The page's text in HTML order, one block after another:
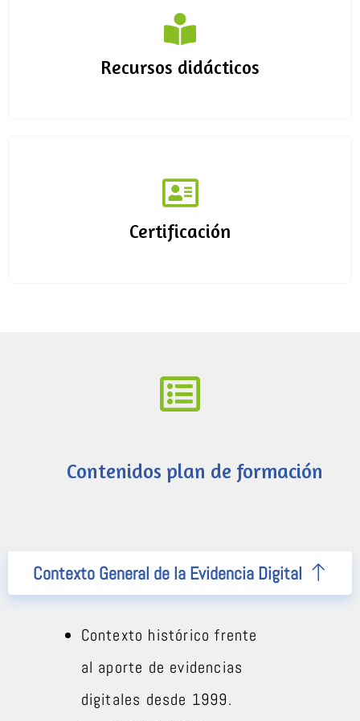
Recursos didácticos
Certificación
Contenidos plan de formación
Contexto General de la Evidencia Digital
Contexto histórico frente
al aporte de evidencias
digitales desde 1999.